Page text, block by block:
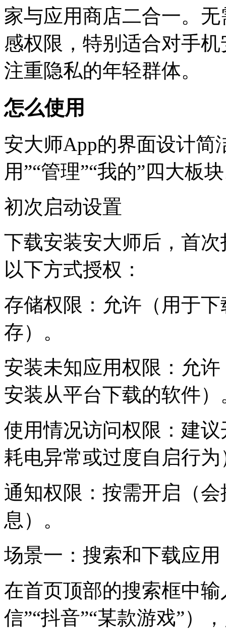
家与应用商店二合一。
感权限，特别适合对手
注重隐私的年轻群体。
怎么使用
安大师App的界面设计简
用”“管理”“我的”四大板
初次启动设置
下载安装安大师后，首
以下方式授权：
存储权限：允许（用于
存）。
安装未知应用权限：允
安装从平台下载的软件）
使用情况访问权限：建
耗电异常或过度自启行为
通知权限：按需开启（
息）。
场景一：搜索和下载应用
在首页顶部的搜索框中
信”“抖音”“某款游戏”）